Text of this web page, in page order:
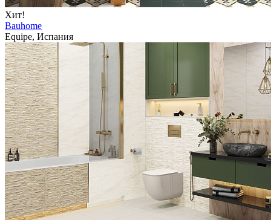
Хит!
Bauhome
Equipe, Испания